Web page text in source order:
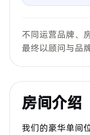
不同运营品牌、
最终以顾问与品
房间介绍
我们的豪华单间